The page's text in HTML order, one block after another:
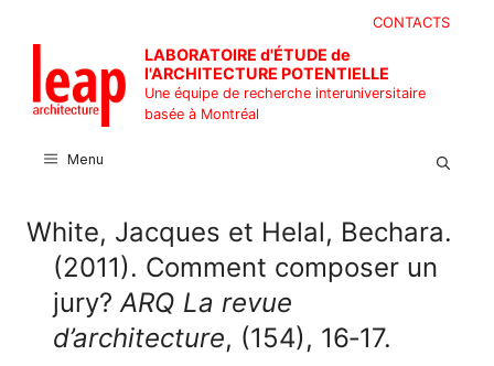
contenu
CONTACTS
LABORATOIRE d'ÉTUDE de
l'ARCHITECTURE POTENTIELLE
Une équipe de recherche interuniversitaire
basée à Montréal
Menu
White, Jacques et Helal, Bechara.
(2011). Comment composer un
jury? ARQ La revue
d’architecture, (154), 16‑17.